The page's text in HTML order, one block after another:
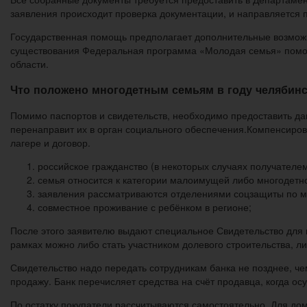
заявления происходит проверка документации, и
Государственная помощь предполагает дополнительные
существования Федеральная программа «Молодая семья»
области.
Что положено многодетным семьям в году
Помимо паспортов и свидетельств, необходимо предоставить
перенаправит их в орган социального
лагере и договор.
российское гражданство (в некоторых случаях
семья относится к категории малоимущей либо
заявления рассматриваются отделениями соцзащиты по
совместное проживание с ребёнком в регионе;
После этого заявителю выдают специальное Свидетельство
рамках можно либо стать участником долевого строительства,
Свидетельство надо передать сотрудникам банка не позднее,
продажу. Банк перечисляет средства на счёт продавца, когда